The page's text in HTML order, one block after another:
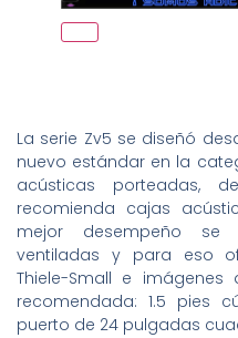
La serie Zv5 se diseñó
nuevo estándar en la
acústicas porteadas,
recomienda cajas
mejor desempeño se
ventiladas y para eso
Thiele-Small e
recomendada: 1.5 pies
puerto de 24 pulgadas